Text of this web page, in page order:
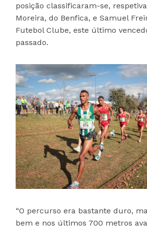
posição classificaram-se,
Moreira, do Benfica, e Samuel
Futebol Clube, este último
passado.
“O percurso era bastante duro,
bem e nos últimos 700 metros